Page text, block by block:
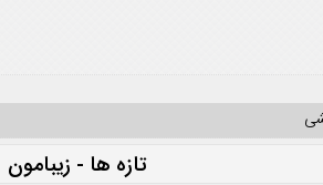
تازه ها - زیبامون